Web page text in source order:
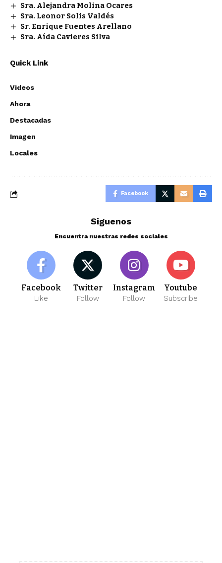
Sra. Alejandra Molina Ocares
Sra. Leonor Solis Valdés
Sr. Enrique Fuentes Arellano
Sra. Aída Cavieres Silva
Quick Link
Videos
Ahora
Destacadas
Imagen
Locales
Facebook
Siguenos
Encuentra nuestras redes sociales
Facebook
Like
Twitter
Follow
Instagram
Follow
Youtube
Subscribe